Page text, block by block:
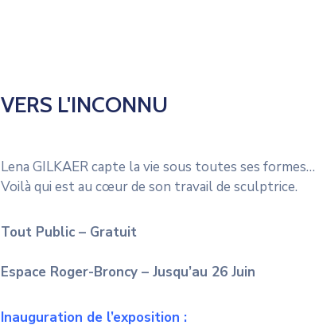
VERS L'INCONNU
Lena GILKAER capte la vie sous toutes ses formes…
Voilà qui est au cœur de son travail de sculptrice.
Tout Public – Gratuit
Espace Roger-Broncy – Jusqu’au 26 Juin
Inauguration de l’exposition :